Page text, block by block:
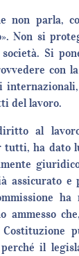
non parla,
Non si
Si
con
del lavoro.
al
tutti, ha dato
e
ha
ammesso
il